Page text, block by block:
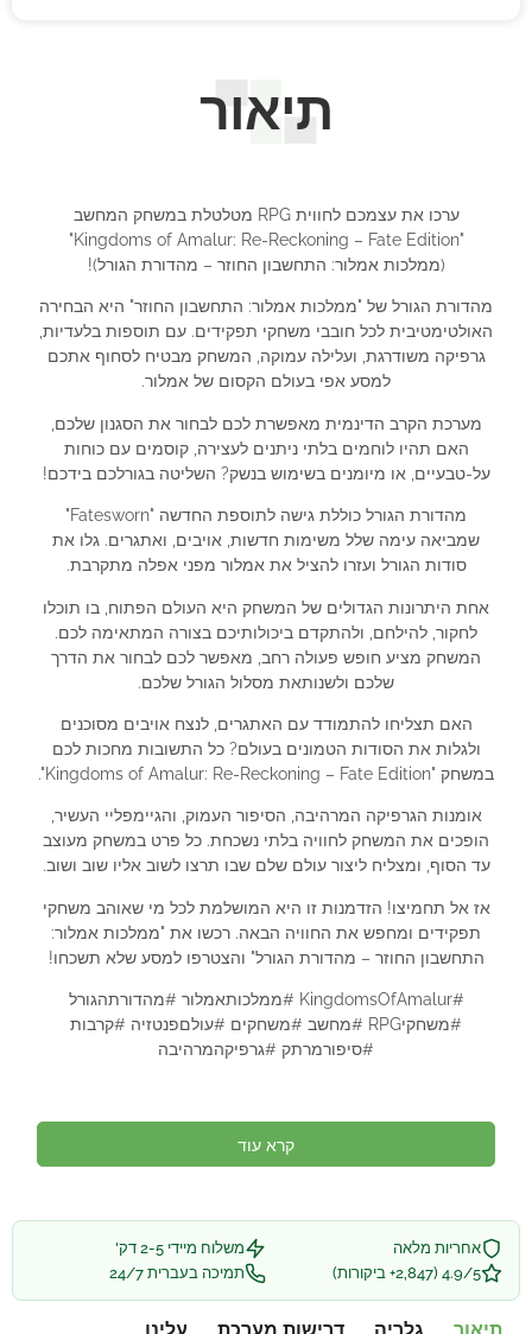
תיאור
ערכו את עצמכם לחווית RPG מטלטלת במשחק המחשב
"Kingdoms of Amalur: Re-Reckoning – Fate Edition"
(ממלכות אמלור: התחשבון החוזר – מהדורת הגורל)!
מהדורת הגורל של "ממלכות אמלור: התחשבון החוזר" היא הבחירה
האולטימטיבית לכל חובבי משחקי תפקידים. עם תוספות בלעדיות,
גרפיקה משודרגת, ועלילה עמוקה, המשחק מבטיח לסחוף אתכם
למסע אפי בעולם הקסום של אמלור.
מערכת הקרב הדינמית מאפשרת לכם לבחור את הסגנון שלכם,
האם תהיו לוחמים בלתי ניתנים לעצירה, קוסמים עם כוחות
על-טבעיים, או מיומנים בשימוש בנשק? השליטה בגורלכם בידכם!
מהדורת הגורל כוללת גישה לתוספת החדשה "Fatesworn"
שמביאה עימה שלל משימות חדשות, אויבים, ואתגרים. גלו את
סודות הגורל ועזרו להציל את אמלור מפני אפלה מתקרבת.
אחת היתרונות הגדולים של המשחק היא העולם הפתוח, בו תוכלו
לחקור, להילחם, ולהתקדם ביכולותיכם בצורה המתאימה לכם.
המשחק מציע חופש פעולה רחב, מאפשר לכם לבחור את הדרך
שלכם ולשנותאת מסלול הגורל שלכם.
האם תצליחו להתמודד עם האתגרים, לנצח אויבים מסוכנים
ולגלות את הסודות הטמונים בעולם? כל התשובות מחכות לכם
במשחק "Kingdoms of Amalur: Re-Reckoning – Fate Edition".
אומנות הגרפיקה המרהיבה, הסיפור העמוק, והגיימפליי העשיר,
הופכים את המשחק לחוויה בלתי נשכחת. כל פרט במשחק מעוצב
עד הסוף, ומצליח ליצור עולם שלם שבו תרצו לשוב אליו שוב ושוב.
אז אל תחמיצו! הזדמנות זו היא המושלמת לכל מי שאוהב משחקי
תפקידים ומחפש את החוויה הבאה. רכשו את "ממלכות אמלור:
התחשבון החוזר – מהדורת הגורל" והצטרפו למסע שלא תשכחו!
#KingdomsOfAmalur #ממלכותאמלור #מהדורתהגורל
#משחקיRPG #מחשב #משחקים #עולםפנטזיה #קרבות
#סיפורמרתק #גרפיקהמרהיבה
קרא עוד
אחריות מלאה
משלוח מיידי 2-5 דק'
4.9/5 (2,847+ ביקורות)
תמיכה בעברית 24/7